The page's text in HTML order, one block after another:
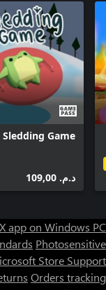
Sledding Game
د.م.‏ 109,00
app on Windows PC
Photosensitive
Store Support
Orders tracking